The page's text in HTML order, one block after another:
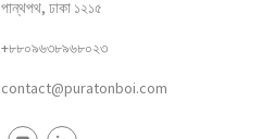
পান্থপথ, ঢাকা ১২১৫
+৮৮০৯৬৩৮৯৬৮০২৩
contact@puratonboi.com